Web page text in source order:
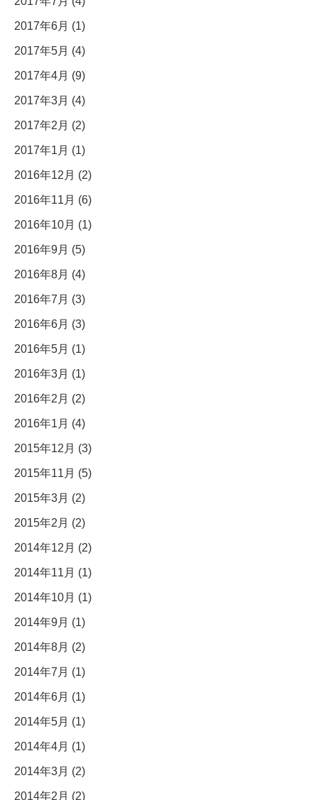
2017年6月 (1)
2017年5月 (4)
2017年4月 (9)
2017年3月 (4)
2017年2月 (2)
2017年1月 (1)
2016年12月 (2)
2016年11月 (6)
2016年10月 (1)
2016年9月 (5)
2016年8月 (4)
2016年7月 (3)
2016年6月 (3)
2016年5月 (1)
2016年3月 (1)
2016年2月 (2)
2016年1月 (4)
2015年12月 (3)
2015年11月 (5)
2015年3月 (2)
2015年2月 (2)
2014年12月 (2)
2014年11月 (1)
2014年10月 (1)
2014年9月 (1)
2014年8月 (2)
2014年7月 (1)
2014年6月 (1)
2014年5月 (1)
2014年4月 (1)
2014年3月 (2)
2014年2月 (2)